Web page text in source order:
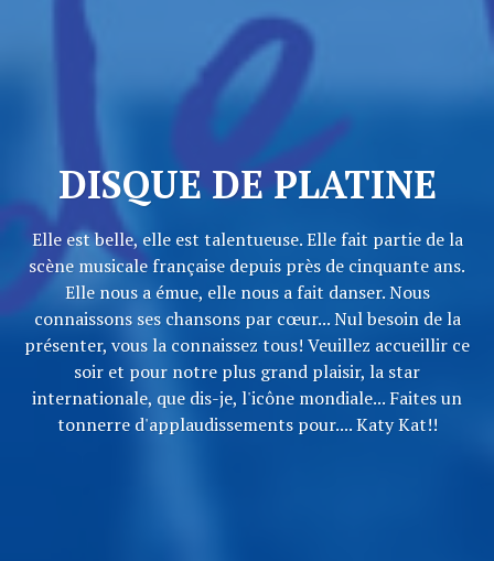
DISQUE DE PLATINE
Elle est belle, elle est talentueuse. Elle fait partie de la
scène musicale française depuis près de cinquante ans.
Elle nous a émue, elle nous a fait danser. Nous
connaissons ses chansons par cœur... Nul besoin de la
présenter, vous la connaissez tous! Veuillez accueillir ce
soir et pour notre plus grand plaisir, la star
internationale, que dis-je, l'icône mondiale... Faites un
tonnerre d'applaudissements pour.... Katy Kat!!